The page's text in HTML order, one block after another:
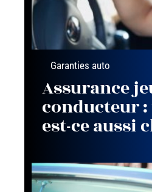
Garanties auto
Assurance
conducteur
est-ce aussi